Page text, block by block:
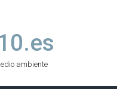
ambiente